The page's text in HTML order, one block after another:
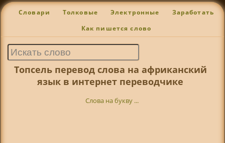
Словари Толковые Электронные Заработать
Как пишется слово
Топсель перевод слова на африканский
язык в интернет переводчике
Слова на букву ...